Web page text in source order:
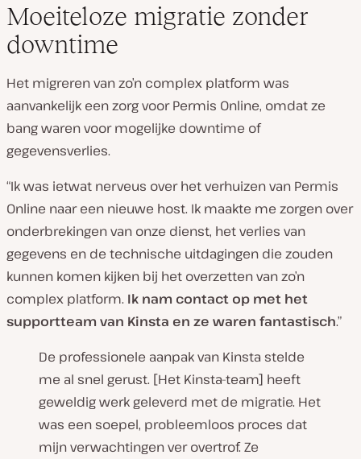
Moeiteloze migratie zonder
downtime
Het migreren van zo’n complex platform was
aanvankelijk een zorg voor Permis Online, omdat ze
bang waren voor mogelijke downtime of
gegevensverlies.
“Ik was ietwat nerveus over het verhuizen van Permis
Online naar een nieuwe host. Ik maakte me zorgen over
onderbrekingen van onze dienst, het verlies van
gegevens en de technische uitdagingen die zouden
kunnen komen kijken bij het overzetten van zo’n
complex platform. Ik nam contact op met het
supportteam van Kinsta en ze waren fantastisch.”
De professionele aanpak van Kinsta stelde
me al snel gerust. [Het Kinsta-team] heeft
geweldig werk geleverd met de migratie. Het
was een soepel, probleemloos proces dat
mijn verwachtingen ver overtrof. Ze